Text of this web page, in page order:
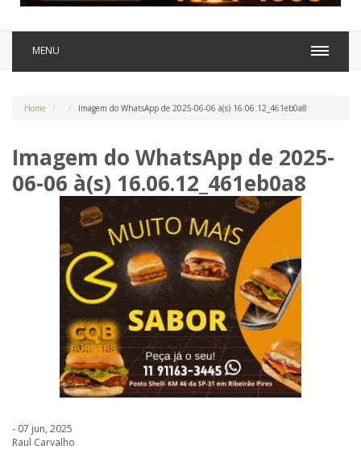
MENU
Home Imagem do WhatsApp de 2025-06-06 à(s) 16.06.12_461eb0a8
Imagem do WhatsApp de 2025-
06-06 à(s) 16.06.12_461eb0a8
- 07 jun, 2025
Raul Carvalho